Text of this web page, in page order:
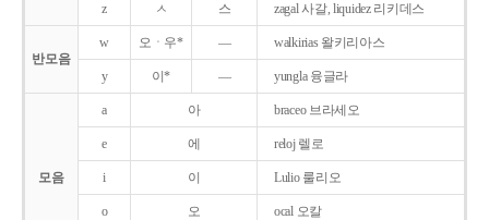
z ㅅ 스 zagal 사갈, liquidez 리키데스
반모음
w 오ㆍ우* ― walkirias 왈키리아스
y 이* ― yungla 융글라
모음
a 아 braceo 브라세오
e 에 reloj 렐로
i 이 Lulio 룰리오
o 오 ocal 오칼